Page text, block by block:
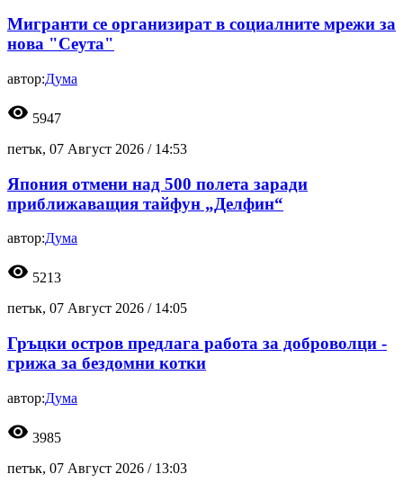
Мигранти се организират в социалните мрежи за
нова "Сеута"
автор:Дума
visibility 5947
петък, 07 Август 2026 / 14:53
Япония отмени над 500 полета заради
приближаващия тайфун „Делфин“
автор:Дума
visibility 5213
петък, 07 Август 2026 / 14:05
Гръцки остров предлага работа за доброволци -
грижа за бездомни котки
автор:Дума
visibility 3985
петък, 07 Август 2026 / 13:03